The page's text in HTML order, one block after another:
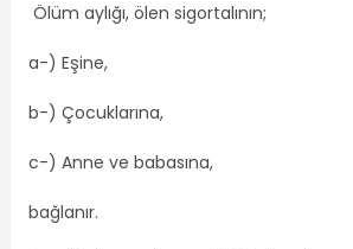
Ölüm aylığı, ölen sigortalının;
a-) Eşine,
b-) Çocuklarına,
c-) Anne ve babasına,
bağlanır.